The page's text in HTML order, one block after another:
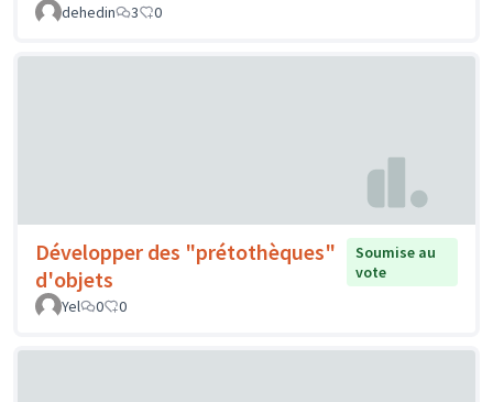
dehedin
3 0
Développer des "prétothèques"
d'objets
Soumise au
vote
Yel
0 0